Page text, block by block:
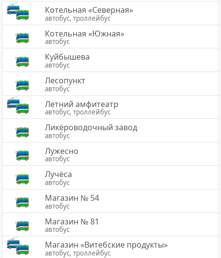
Котельная «Северная»
автобус, троллейбус
Котельная «Южная»
автобус
Куйбышева
автобус
Лесопункт
автобус
Летний амфитеатр
автобус, троллейбус
Ликёроводочный завод
автобус
Лужесно
автобус
Лучёса
автобус
Магазин № 54
автобус
Магазин № 81
автобус
Магазин «Витебские продукты»
автобус, троллейбус